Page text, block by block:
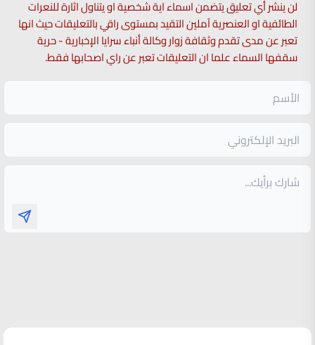
لن ينشر أي تعليق يتضمن اسماء اية شخصية او يتناول اثارة للنعرات
الطائفية او العنصرية آملين التقيد بمستوى راقي بالتعليقات حيث انها
تعبر عن مدى تقدم وثقافة زوار وكالة أنباء سرايا الإخبارية - حرية
سقفها السماء علما ان التعليقات تعبر عن راي اصحابها فقط.